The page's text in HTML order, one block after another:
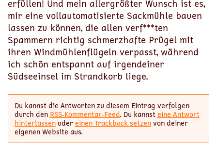
erfüllen! Und mein allergrößter Wunsch ist es,
mir eine vollautomatisierte Sackmühle bauen
lassen zu können, die allen verf***ten
Spammern richtig schmerzhafte Prügel mit
ihren Windmühlenflügeln verpasst, während
ich schön entspannt auf irgendeiner
Südseeinsel im Strandkorb liege.
Du kannst die Antworten zu diesem Eintrag verfolgen
durch den RSS-Kommentar-Feed. Du kannsteine Antwort
hinterlassenodereinen Trackback setzenvon deiner
eigenen Website aus.